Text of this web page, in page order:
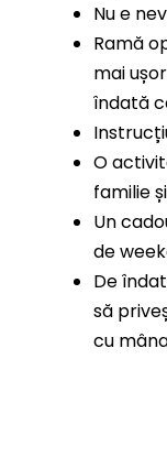
Nu e
Ramă
mai
îndată
O
familie
Un
de
De
să
cu